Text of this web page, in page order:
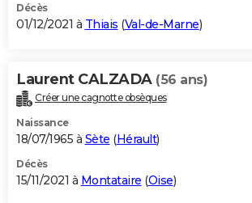
Décès
01/12/2021 à Thiais (Val-de-Marne)
Laurent CALZADA (56 ans)
Créer une cagnotte obsèques
Naissance
18/07/1965 à Sète (Hérault)
Décès
15/11/2021 à Montataire (Oise)